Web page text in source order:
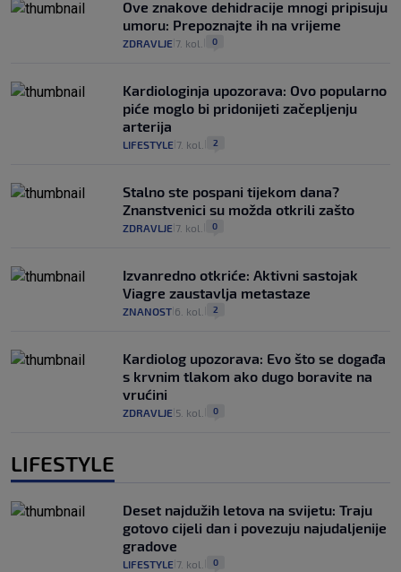
Ove znakove dehidracije mnogi pripisuju
umoru: Prepoznajte ih na vrijeme
ZDRAVLJE 7. kol. 0
Kardiologinja upozorava: Ovo popularno
piće moglo bi pridonijeti začepljenju
arterija
LIFESTYLE 7. kol. 2
Stalno ste pospani tijekom dana?
Znanstvenici su možda otkrili zašto
ZDRAVLJE 7. kol. 0
Izvanredno otkriće: Aktivni sastojak
Viagre zaustavlja metastaze
ZNANOST 6. kol. 2
Kardiolog upozorava: Evo što se događa
s krvnim tlakom ako dugo boravite na
vrućini
ZDRAVLJE 5. kol. 0
LIFESTYLE
Deset najdužih letova na svijetu: Traju
gotovo cijeli dan i povezuju najudaljenije
gradove
LIFESTYLE 7. kol. 0